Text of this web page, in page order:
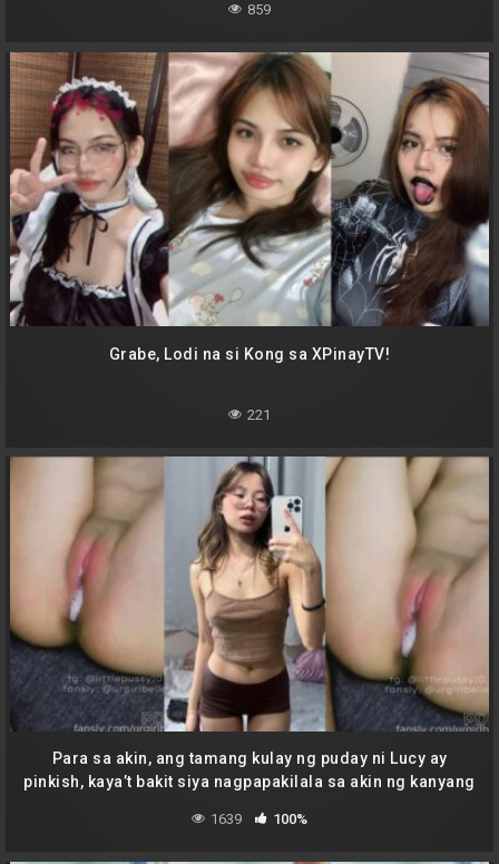
859
Grabe, Lodi na si Kong sa XPinayTV!
221
Para sa akin, ang tamang kulay ng puday ni Lucy ay
pinkish, kaya’t bakit siya nagpapakilala sa akin ng kanyang
1639 100%